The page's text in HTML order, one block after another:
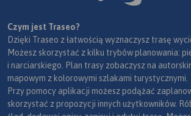
Czym jest Traseo?
Dzięki Traseo z łatwością wyznaczysz trasę
Możesz skorzystać z kilku trybów planowania:
i narciarskiego. Plan trasy zobaczysz na
mapowym z kolorowymi szlakami turystycznymi.
Przy pomocy aplikacji możesz podążać
skorzystać z propozycji innych użytkowników.